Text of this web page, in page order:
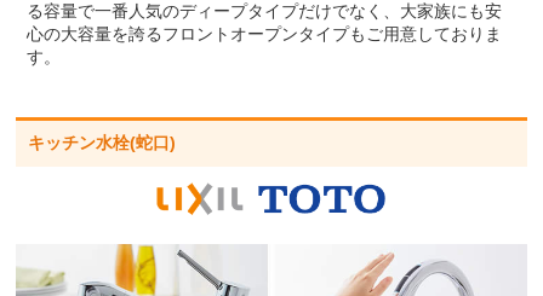
る容量で一番人気のディープタイプだけでなく、大家族にも安
心の大容量を誇るフロントオープンタイプもご用意しておりま
す。
キッチン水栓(蛇口)